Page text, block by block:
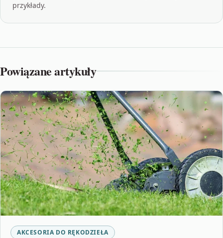
przykłady.
Powiązane artykuły
AKCESORIA DO RĘKODZIEŁA